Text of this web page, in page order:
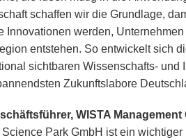
schaffen wir die Grundlage,
Innovationen werden,
entstehen. So entwickelt sich
sichtbaren Wissenschafts- und
Zukunftslabore
WISTA Management
Park GmbH ist ein